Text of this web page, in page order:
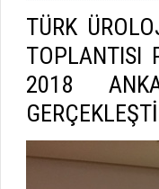
TÜRK
TOPLANTISI
2018